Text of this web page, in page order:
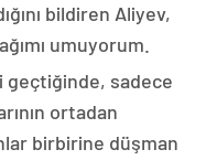
bildiren Aliyev,
umuyorum.
geçtiğinde, sadece
ortadan
birbirine düşman